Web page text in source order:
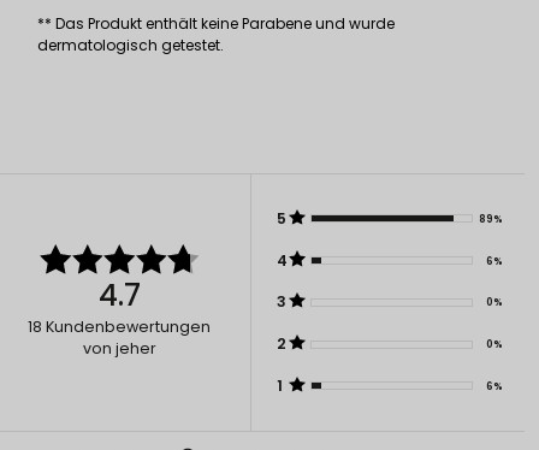
** Das Produkt enthält keine Parabene und wurde
dermatologisch getestet.
4.7
18 Kundenbewertungen
von jeher
5 89%
4 6%
3 0%
2 0%
1 6%